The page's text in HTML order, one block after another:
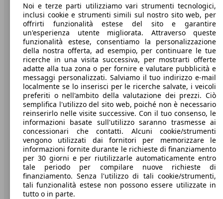
Benvenuti su AutoScout24, il mercato auto europeo.
Società
A proposito di AutoScout24
Stampa
Media
Condizioni generali
Informazioni
Privacy
Dichiarazione di Accessibilità
Servizi
Noi e terze parti utilizziamo vari strumenti tecnologici,
inclusi cookie e strumenti simili sul nostro sito web, per
offrirti funzionalità estese del sito e garantire
un'esperienza utente migliorata. Attraverso queste
funzionalità estese, consentiamo la personalizzazione
della nostra offerta, ad esempio, per continuare le tue
ricerche in una visita successiva, per mostrarti offerte
adatte alla tua zona o per fornire e valutare pubblicità e
messaggi personalizzati. Salviamo il tuo indirizzo e-mail
localmente se lo inserisci per le ricerche salvate, i veicoli
preferiti o nell'ambito della valutazione dei prezzi. Ciò
semplifica l'utilizzo del sito web, poiché non è necessario
reinserirlo nelle visite successive. Con il tuo consenso, le
informazioni basate sull'utilizzo saranno trasmesse ai
concessionari che contatti. Alcuni cookie/strumenti
vengono utilizzati dai fornitori per memorizzare le
informazioni fornite durante le richieste di finanziamento
per 30 giorni e per riutilizzarle automaticamente entro
tale periodo per compilare nuove richieste di
finanziamento. Senza l'utilizzo di tali cookie/strumenti,
tali funzionalità estese non possono essere utilizzate in
tutto o in parte.